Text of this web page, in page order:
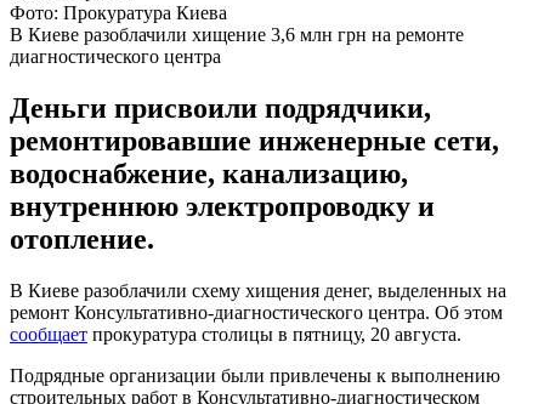
Фото: Прокуратура Киева
В Киеве разоблачили хищение 3,6 млн грн на ремонте
диагностического центра
Деньги присвоили подрядчики,
ремонтировавшие инженерные сети,
водоснабжение, канализацию,
внутреннюю электропроводку и
отопление.
В Киеве разоблачили схему хищения денег, выделенных на
ремонт Консультативно-диагностического центра. Об этом
сообщает прокуратура столицы в пятницу, 20 августа.
Подрядные организации были привлечены к выполнению
строительных работ в Консультативно-диагностическом